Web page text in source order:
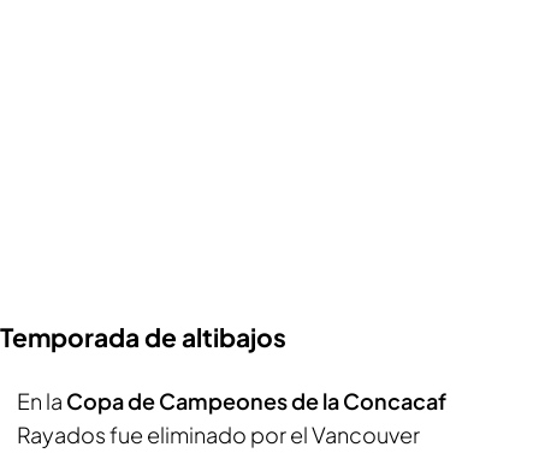
Temporada de altibajos
En la Copa de Campeones de la Concacaf
Rayados fue eliminado por el Vancouver